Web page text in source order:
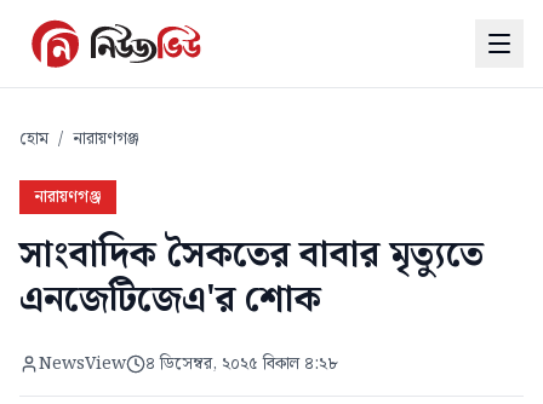
হোম / নারায়ণগঞ্জ
নারায়ণগঞ্জ
সাংবাদিক সৈকতের বাবার মৃত্যুতে
এনজেটিজেএ'র শোক
NewsView ৪ ডিসেম্বর, ২০২৫ বিকাল ৪:২৮